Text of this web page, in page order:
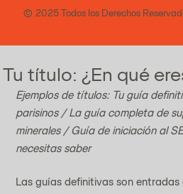
Tu título: ¿En qué
Ejemplos de títulos: Tu guía
parisinos / La guía completa de
minerales / Guía de iniciación al
necesitas saber
Las guías definitivas son
© 2025 Todos los Derechos